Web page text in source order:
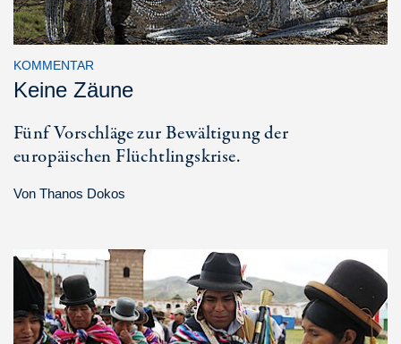
KOMMENTAR
Keine Zäune
Fünf Vorschläge zur Bewältigung der
europäischen Flüchtlingskrise.
Von Thanos Dokos